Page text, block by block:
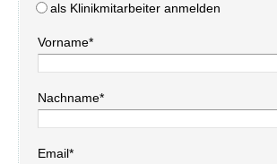
als Klinikmitarbeiter anmelden
Vorname*
Nachname*
Email*